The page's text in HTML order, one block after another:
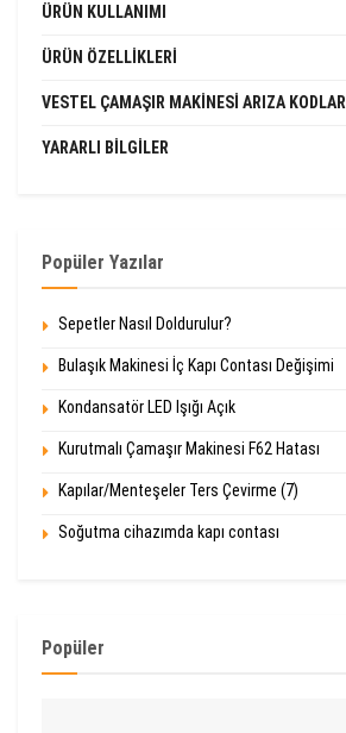
ÜRÜN KULLANIMI
ÜRÜN ÖZELLIKLERI
VESTEL ÇAMAŞIR MAKINESI ARIZA KODLARI
YARARLI BILGILER
Popüler Yazılar
Sepetler Nasıl Doldurulur?
Bulaşık Makinesi İç Kapı Contası Değişimi
Kondansatör LED Işığı Açık
Kurutmalı Çamaşır Makinesi F62 Hatası
Kapılar/Menteşeler Ters Çevirme (7)
Soğutma cihazımda kapı contası
Popüler